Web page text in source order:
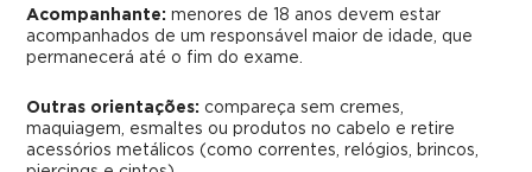
Acompanhante: menores de 18 anos devem estar
acompanhados de um responsável maior de idade, que
permanecerá até o fim do exame.
Outras orientações: compareça sem cremes,
maquiagem, esmaltes ou produtos no cabelo e retire
acessórios metálicos (como correntes, relógios, brincos,